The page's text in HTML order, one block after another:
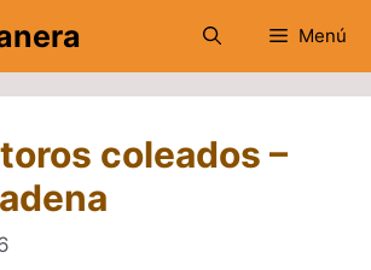
Menú
coleados –